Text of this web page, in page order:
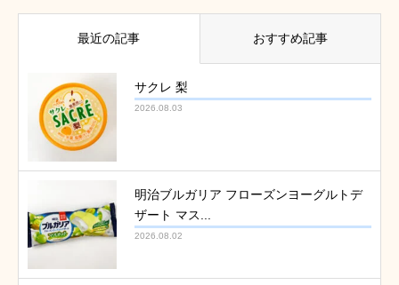
最近の記事 おすすめ記事
サクレ 梨
2026.08.03
明治ブルガリア フローズンヨーグルトデ
ザート マス...
2026.08.02